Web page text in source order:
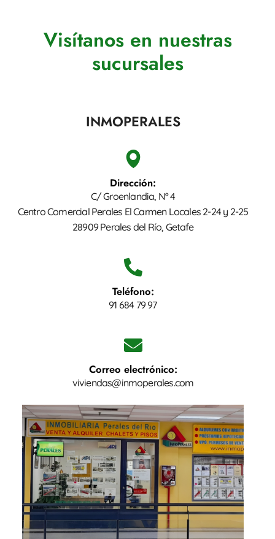
Visítanos en nuestras
sucursales
INMOPERALES
Dirección:
C/ Groenlandia, Nº 4
Centro Comercial Perales El Carmen Locales 2-24 y 2-25
28909 Perales del Río, Getafe
Teléfono:
91 684 79 97
Correo electrónico:
viviendas@inmoperales.com